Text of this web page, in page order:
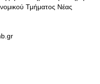
Τμήματος Νέας